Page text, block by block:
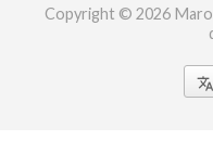
Copyright © 2026
